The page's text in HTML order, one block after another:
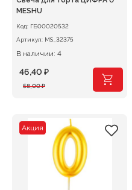
MESHU
Код: ГБ00020532
Артикул: MS_32375
В наличии: 4
58,00₽
Первоначальная
58,00 ₽.
46,40 ₽
Текущая
Акция